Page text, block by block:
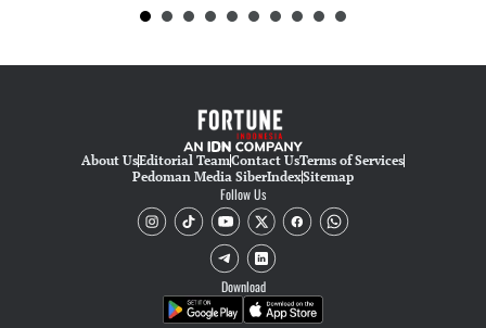
About UsEditorial TeamContact UsTerms of Services
Pedoman Media SiberIndexSitemap
Follow Us
Download